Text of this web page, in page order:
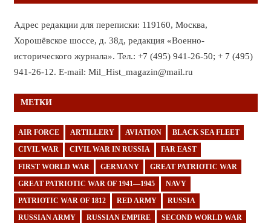
Адрес редакции для переписки: 119160, Москва,
Хорошёвское шоссе, д. 38д, редакция «Военно-
исторического журнала». Тел.: +7 (495) 941-26-50; + 7 (495)
941-26-12. E-mail: Mil_Hist_magazin@mail.ru
МЕТКИ
AIR FORCE ARTILLERY AVIATION BLACK SEA FLEET
CIVIL WAR CIVIL WAR IN RUSSIA FAR EAST
FIRST WORLD WAR GERMANY GREAT PATRIOTIC WAR
GREAT PATRIOTIC WAR OF 1941—1945 NAVY
PATRIOTIC WAR OF 1812 RED ARMY RUSSIA
RUSSIAN ARMY RUSSIAN EMPIRE SECOND WORLD WAR